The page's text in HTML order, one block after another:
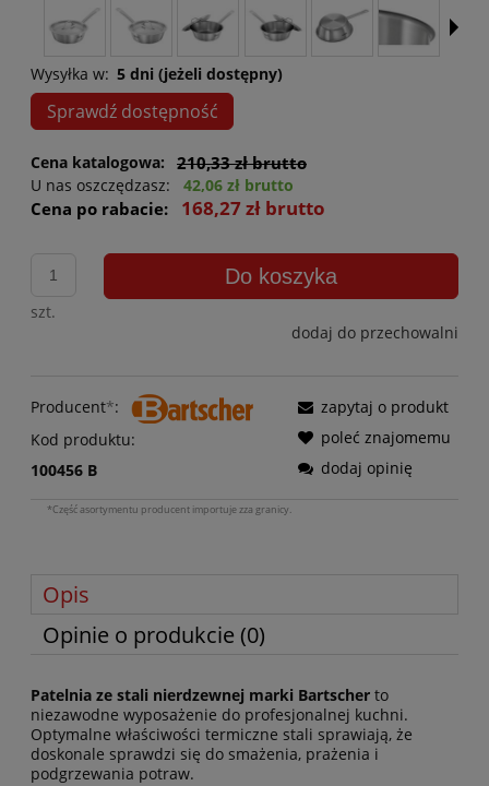
Wysyłka w: 5 dni (jeżeli dostępny)
Sprawdź dostępność
Cena katalogowa: 210,33 zł brutto
U nas oszczędzasz: 42,06 zł brutto
Cena po rabacie: 168,27 zł brutto
szt.
Do koszyka
dodaj do przechowalni
Producent*:
Kod produktu:
100456 B
zapytaj o produkt
poleć znajomemu
dodaj opinię
*Część asortymentu producent importuje zza granicy.
Opis
Opinie o produkcie (0)
Patelnia ze stali nierdzewnej marki Bartscher to
niezawodne wyposażenie do profesjonalnej kuchni.
Optymalne właściwości termiczne stali sprawiają, że
doskonale sprawdzi się do smażenia, prażenia i
podgrzewania potraw.